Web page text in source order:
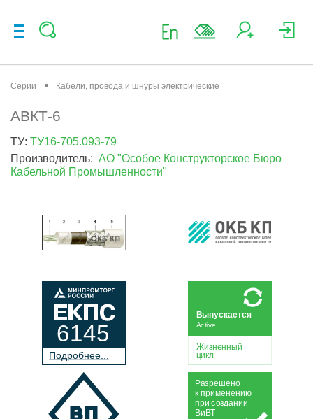
Серии Кабели, провода и шнуры электрические
АВКТ-6
ТУ: ТУ16-705.093-79
Производитель: АО "Особое Конструкторское Бюро
Кабельной Промышленности"
Подробнее...
6145
Жизненный
цикл
Active
Выпускается
Разрешено
к применению
присоздании
Ви ВТ